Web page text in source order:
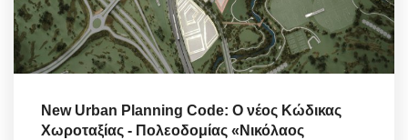
New Urban Planning Code: Ο νέος Κώδικας
Χωροταξίας - Πολεοδομίας «Νικόλαος